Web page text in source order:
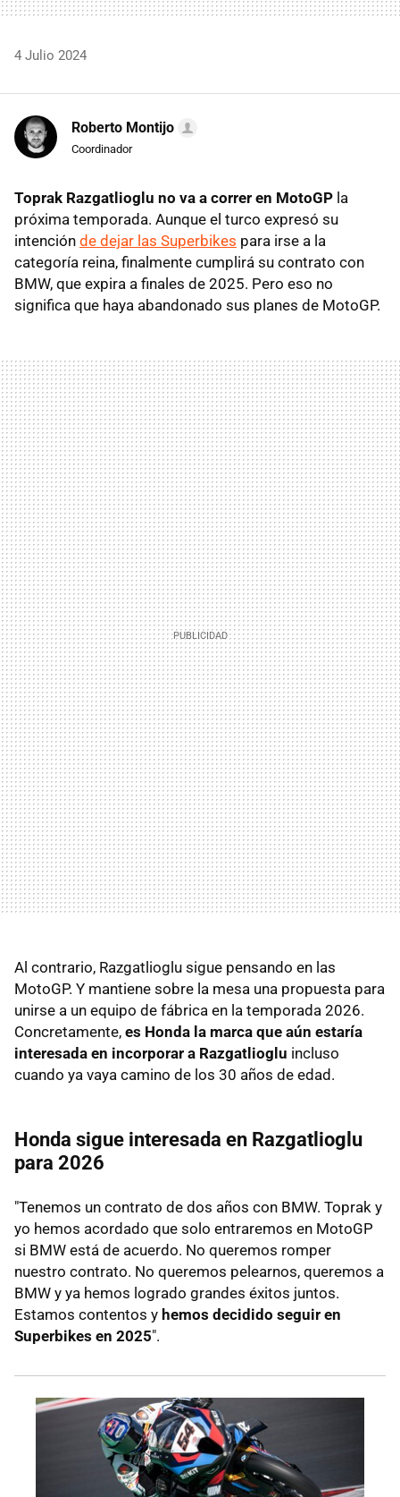
4 Julio 2024
Roberto Montijo
Coordinador
Toprak Razgatlioglu no va a correr en MotoGP la
próxima temporada. Aunque el turco expresó su
intención de dejar las Superbikes para irse a la
categoría reina, finalmente cumplirá su contrato con
BMW, que expira a finales de 2025. Pero eso no
significa que haya abandonado sus planes de MotoGP.
Al contrario, Razgatlioglu sigue pensando en las
MotoGP. Y mantiene sobre la mesa una propuesta para
unirse a un equipo de fábrica en la temporada 2026.
Concretamente, es Honda la marca que aún estaría
interesada en incorporar a Razgatlioglu incluso
cuando ya vaya camino de los 30 años de edad.
Honda sigue interesada en Razgatlioglu
para 2026
"Tenemos un contrato de dos años con BMW. Toprak y
yo hemos acordado que solo entraremos en MotoGP
si BMW está de acuerdo. No queremos romper
nuestro contrato. No queremos pelearnos, queremos a
BMW y ya hemos logrado grandes éxitos juntos.
Estamos contentos y hemos decidido seguir en
Superbikes en 2025".